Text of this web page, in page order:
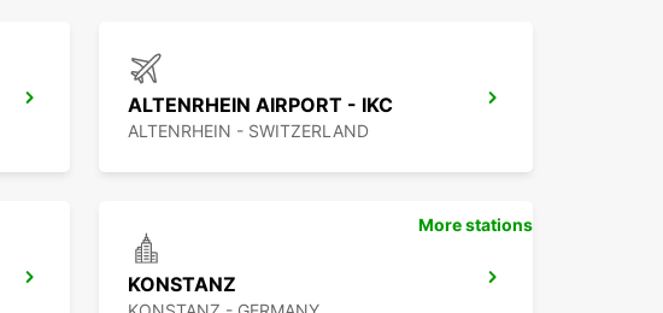
ALTENRHEIN AIRPORT - IKC
ALTENRHEIN - SWITZERLAND
KONSTANZ
More stations